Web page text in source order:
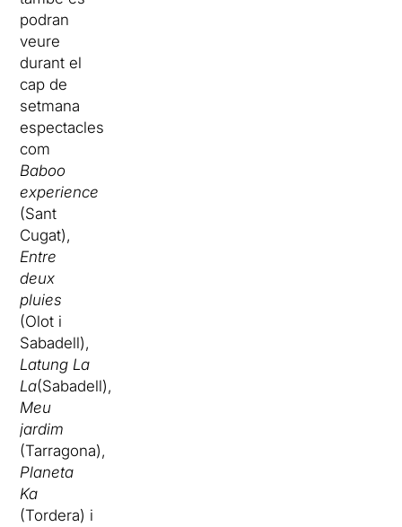
podran
veure
durant el
cap de
setmana
espectacles
com
Baboo
experience
(Sant
Cugat),
Entre
deux
pluies
(Olot i
Sabadell),
Latung La
La(Sabadell),
Meu
jardim
(Tarragona),
Planeta
Ka
(Tordera) i